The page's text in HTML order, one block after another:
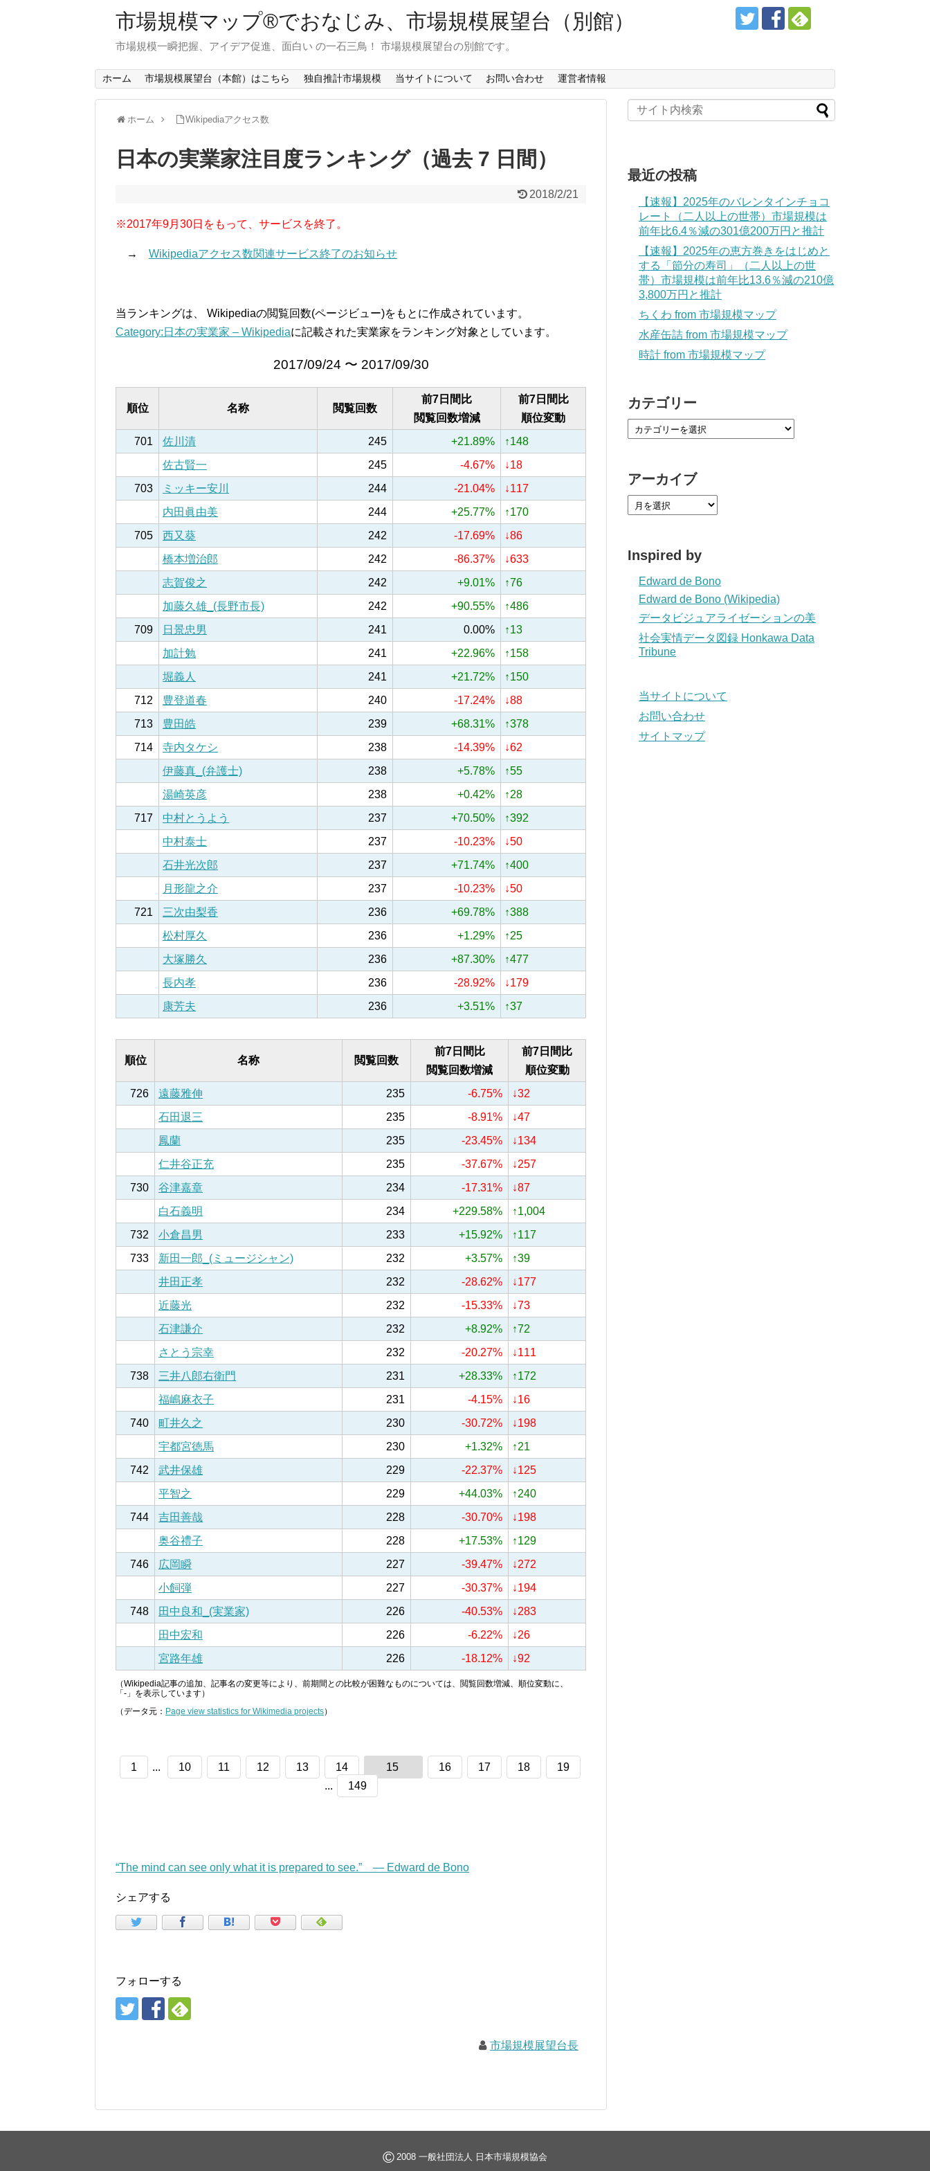
市場規模マップ®でおなじみ、市場規模展望台（別館）
市場規模一瞬把握、アイデア促進、面白い の一石三鳥！ 市場規模展望台の別館です。
ホーム 市場規模展望台（本館）はこちら 独自推計市場規模 当サイトについて お問い合わせ 運営者情報
ホーム Wikipediaアクセス数
日本の実業家注目度ランキング（過去 7 日間）
2018/2/21
※2017年9月30日をもって、サービスを終了。
→ Wikipediaアクセス数関連サービス終了のお知らせ
当ランキングは、 Wikipediaの閲覧回数(ページビュー)をもとに作成されています。
Category:日本の実業家 – Wikipediaに記載された実業家をランキング対象としています。
2017/09/24 〜 2017/09/30
順位 名称 閲覧回数
前7日間比
閲覧回数増減
前7日間比
順位変動
701
佐川清 245 +21.89%
↑148
佐古賢一
245 -4.67%
↓18
703
ミッキー安川 244 -21.04%
↓117
内田眞由美
244 +25.77%
↑170
705
西又葵 242 -17.69%
↓86
橋本増治郎
242 -86.37%
↓633
志賀俊之
242 +9.01%
↑76
加藤久雄_(長野市長)
242 +90.55%
↑486
709
日景忠男 241 0.00%
↑13
加計勉
241 +22.96%
↑158
堀義人
241 +21.72%
↑150
712
豊登道春 240 -17.24%
↓88
713
豊田皓 239 +68.31%
↑378
714
寺内タケシ 238 -14.39%
↓62
伊藤真_(弁護士)
238 +5.78%
↑55
湯崎英彦
238 +0.42%
↑28
717
中村とうよう 237 +70.50%
↑392
中村泰士
237 -10.23%
↓50
石井光次郎
237 +71.74%
↑400
月形龍之介
237 -10.23%
↓50
721
三次由梨香 236 +69.78%
↑388
松村厚久
236 +1.29%
↑25
大塚勝久
236 +87.30%
↑477
長内孝
236 -28.92%
↓179
康芳夫
236 +3.51% ↑37
順位 名称 閲覧回数
前7日間比
閲覧回数増減
前7日間比
順位変動
726
遠藤雅伸 235 -6.75%
↓32
石田退三
235 -8.91%
↓47
鳳蘭
235 -23.45%
↓134
仁井谷正充
235 -37.67%
↓257
730
谷津嘉章 234 -17.31%
↓87
白石義明
234 +229.58%
↑1,004
732
小倉昌男 233 +15.92%
↑117
733
新田一郎_(ミュージシャン) 232 +3.57%
↑39
井田正孝
232 -28.62%
↓177
近藤光
232 -15.33%
↓73
石津謙介
232 +8.92%
↑72
さとう宗幸
232 -20.27%
↓111
738
三井八郎右衛門 231 +28.33%
↑172
福嶋麻衣子
231 -4.15%
↓16
740
町井久之 230 -30.72%
↓198
宇都宮徳馬
230 +1.32%
↑21
742
武井保雄 229 -22.37%
↓125
平智之
229 +44.03%
↑240
744
吉田善哉 228 -30.70%
↓198
奥谷禮子
228 +17.53%
↑129
746
広岡瞬 227 -39.47%
↓272
小飼弾
227 -30.37%
↓194
748
田中良和_(実業家) 226 -40.53%
↓283
田中宏和
226 -6.22%
↓26
宮路年雄
226 -18.12% ↓92
（Wikipedia記事の追加、記事名の変更等により、前期間との比較が困難なものについては、閲覧回数増減、順位変動に、
「-」を表示しています）
（データ元： Page view statistics for Wikimedia projects）
1 ... 10 11 12 13 14 15 16 17 18
19
...
149
“The mind can see only what it is prepared to see.” — Edward de Bono
シェアする
フォローする
市場規模展望台長
最近の投稿
【速報】2025年のバレンタインチョコ
レート（二人以上の世帯）市場規模は
前年比6.4％減の301億200万円と推計
【速報】2025年の恵方巻きをはじめと
する「節分の寿司」（二人以上の世
帯）市場規模は前年比13.6％減の210億
3,800万円と推計
ちくわ from 市場規模マップ
水産缶詰 from 市場規模マップ
時計 from 市場規模マップ
カテゴリー
アーカイブ
Inspired by
Edward de Bono
Edward de Bono (Wikipedia)
データビジュアライゼーションの美
社会実情データ図録 Honkawa Data
Tribune
当サイトについて
お問い合わせ
サイトマップ
© 2008 一般社団法人 日本市場規模協会